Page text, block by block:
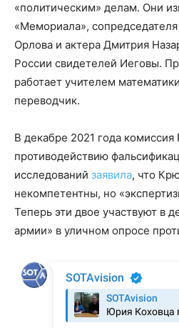
«политическим» делам. Они
«Мемориала»,
Орлова и актера Дмитрия
России свидетелей Иеговы.
работает учителем
переводчик.
В декабре 2021 года комиссия
противодействию
исследований заявила, что
некомпетентны, но
Теперь эти двое участвуют в
армии» в уличном опросе